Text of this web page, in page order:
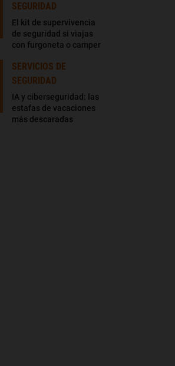
SEGURIDAD
El kit de supervivencia
de seguridad si viajas
con furgoneta o camper
SERVICIOS DE
SEGURIDAD
IA y ciberseguridad: las
estafas de vacaciones
más descaradas